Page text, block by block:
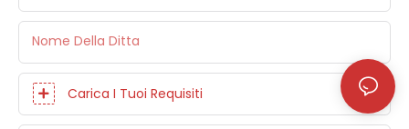
Nome Della Ditta
Carica I Tuoi Requisiti